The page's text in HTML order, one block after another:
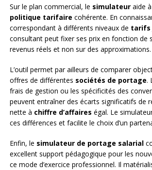
Sur le plan commercial, le simulateur aide
politique tarifaire cohérente. En
correspondant à différents niveaux de tarifs
consultant peut fixer ses prix en fonction de
revenus réels et non sur des approximations.
L’outil permet par ailleurs de comparer
offres de différentes sociétés de portage.
frais de gestion ou les spécificités des
peuvent entraîner des écarts significatifs de
nette à chiffre d’affaires égal. Le
ces différences et facilite le choix d’un
Enfin, le simulateur de portage salarial
excellent support pédagogique pour les
ce mode d’exercice professionnel. Il